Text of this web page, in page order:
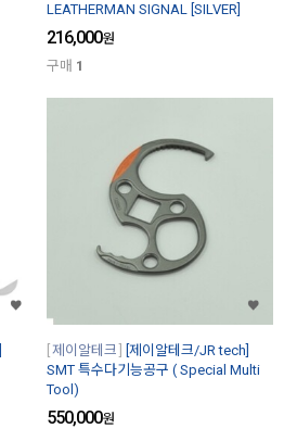
LEATHERMAN SIGNAL [SILVER]
216,000원
구매 1
제이알테크
[제이알테크/JR tech]
SMT 특수다기능공구 ( Special Multi
Tool)
550,000원